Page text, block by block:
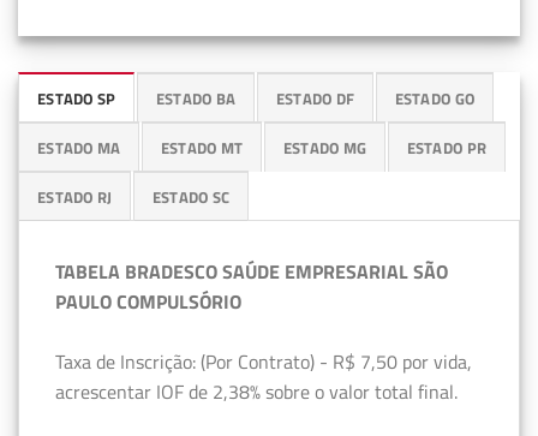
ESTADO SP ESTADO BA ESTADO DF ESTADO GO
ESTADO MA ESTADO MT ESTADO MG ESTADO PR
ESTADO RJ ESTADO SC
TABELA BRADESCO SAÚDE EMPRESARIAL SÃO
PAULO COMPULSÓRIO
Taxa de Inscrição: (Por Contrato) - R$ 7,50 por vida,
acrescentar IOF de 2,38% sobre o valor total final.